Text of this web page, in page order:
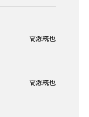
高瀬統也
高瀬統也